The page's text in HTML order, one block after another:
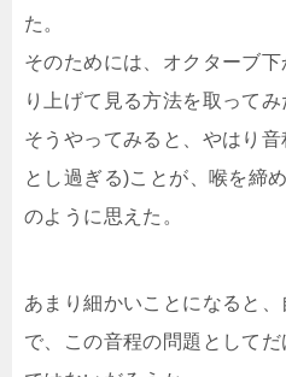
た。
そのためには、オクターブ
り上げて見る方法を取ってみ
そうやってみると、やはり
とし過ぎる)ことが、喉を締
のように思えた。
あまり細かいことになると
で、この音程の問題として